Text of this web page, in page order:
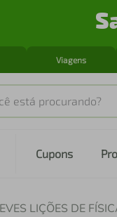
Viagens
procurando?
Cupons
LIÇÕES DE